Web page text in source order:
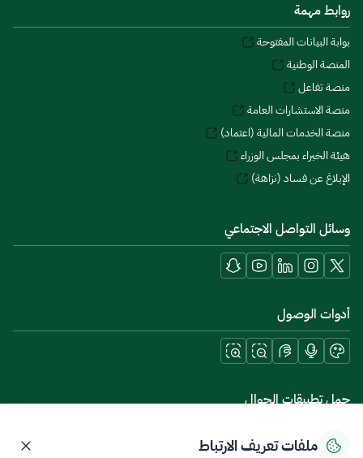
روابط مهمة
بوابة البيانات المفتوحة
المنصة الوطنية
منصة تفاعل
منصة الاستشارات العامة
منصة الخدمات المالية (اعتماد)
هيئة الخبراء بمجلس الوزراء
الإبلاغ عن فساد (نزاهة)
وسائل التواصل الاجتماعي
أدوات الوصول
حمل تطبيقات الجوال
ملفات تعريف الارتباط